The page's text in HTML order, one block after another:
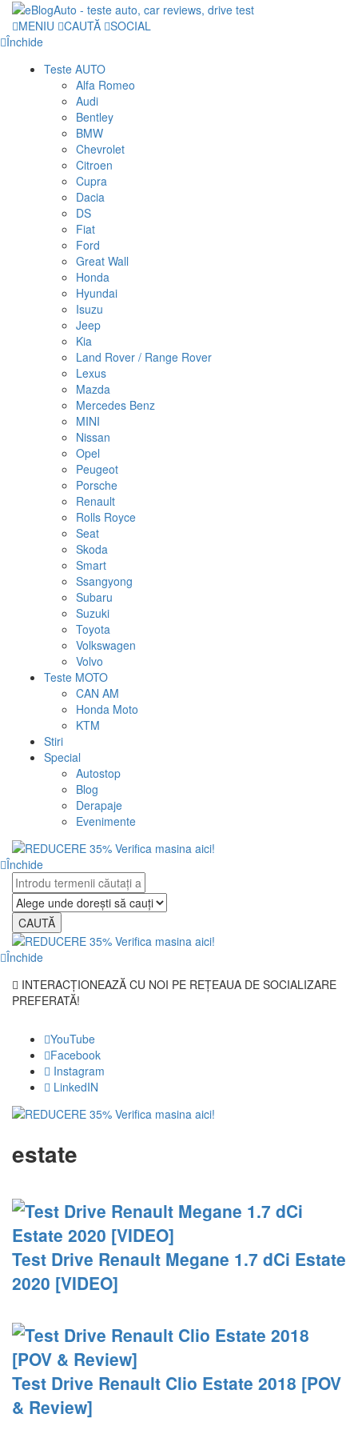
MENIU CAUTĂ SOCIAL
Închide
Teste AUTO
Alfa Romeo
Audi
Bentley
BMW
Chevrolet
Citroen
Cupra
Dacia
DS
Fiat
Ford
Great Wall
Honda
Hyundai
Isuzu
Jeep
Kia
Land Rover / Range Rover
Lexus
Mazda
Mercedes Benz
MINI
Nissan
Opel
Peugeot
Porsche
Renault
Rolls Royce
Seat
Skoda
Smart
Ssangyong
Subaru
Suzuki
Toyota
Volkswagen
Volvo
Teste MOTO
CAN AM
Honda Moto
KTM
Stiri
Special
Autostop
Blog
Derapaje
Evenimente
Închide
CAUTĂ
Închide
INTERACȚIONEAZĂ CU NOI PE REȚEAUA DE SOCIALIZARE
PREFERATĂ!
YouTube
Facebook
Instagram
LinkedIN
estate
Test Drive Renault Megane 1.7 dCi Estate
2020 [VIDEO]
Test Drive Renault Clio Estate 2018 [POV
& Review]